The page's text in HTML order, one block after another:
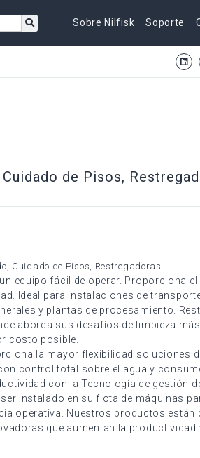
Sobre Nilfisk Soporte
Cuidado de Pisos,
, Cuidado de Pisos, Restregadoras
un equipo fácil de operar. Proporciona
Ideal para instalaciones de
y plantas de procesamiento.
aborda sus desafíos de limpieza
costo posible.
la mayor flexibilidad soluciones
control total sobre el agua y
con la Tecnología de gestión
instalado en su flota de máquinas
operativa. Nuestros productos están
que aumentan la productividad